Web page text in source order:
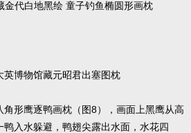
金代白地黑绘 童子钓鱼椭圆形画枕
英博物馆藏元昭君出塞图枕
形鹰逐鸭画枕（图8），画面上黑鹰从高
入水躲避，鸭翅尖露出水面，水花四